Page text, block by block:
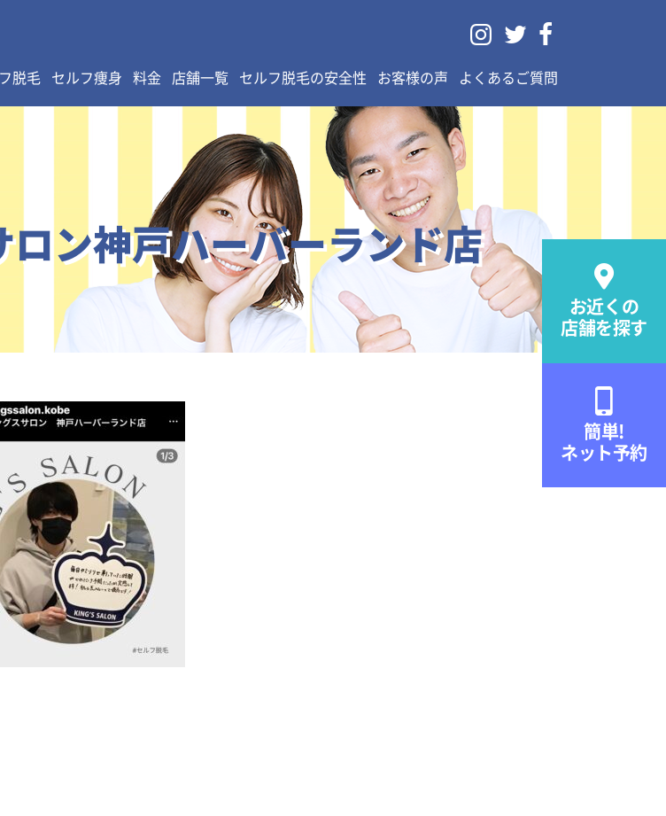
  
脱毛 セルフ痩身 料金 店舗一覧 セルフ脱毛の安全性 お客様の声 よくあるご質問

お近くの
店舗を探す
簡単!
ネット予約
ン神戸ハーバーランド店